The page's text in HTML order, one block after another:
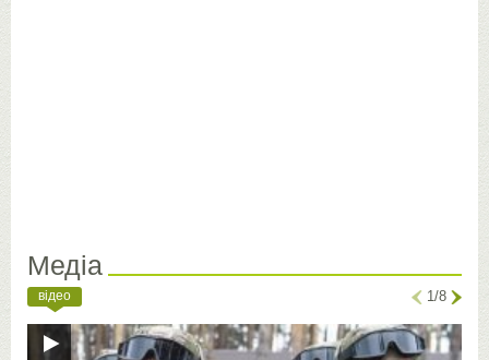
Медіа
відео 1/8